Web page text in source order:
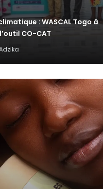
: WASCAL Togo à
CO-CAT